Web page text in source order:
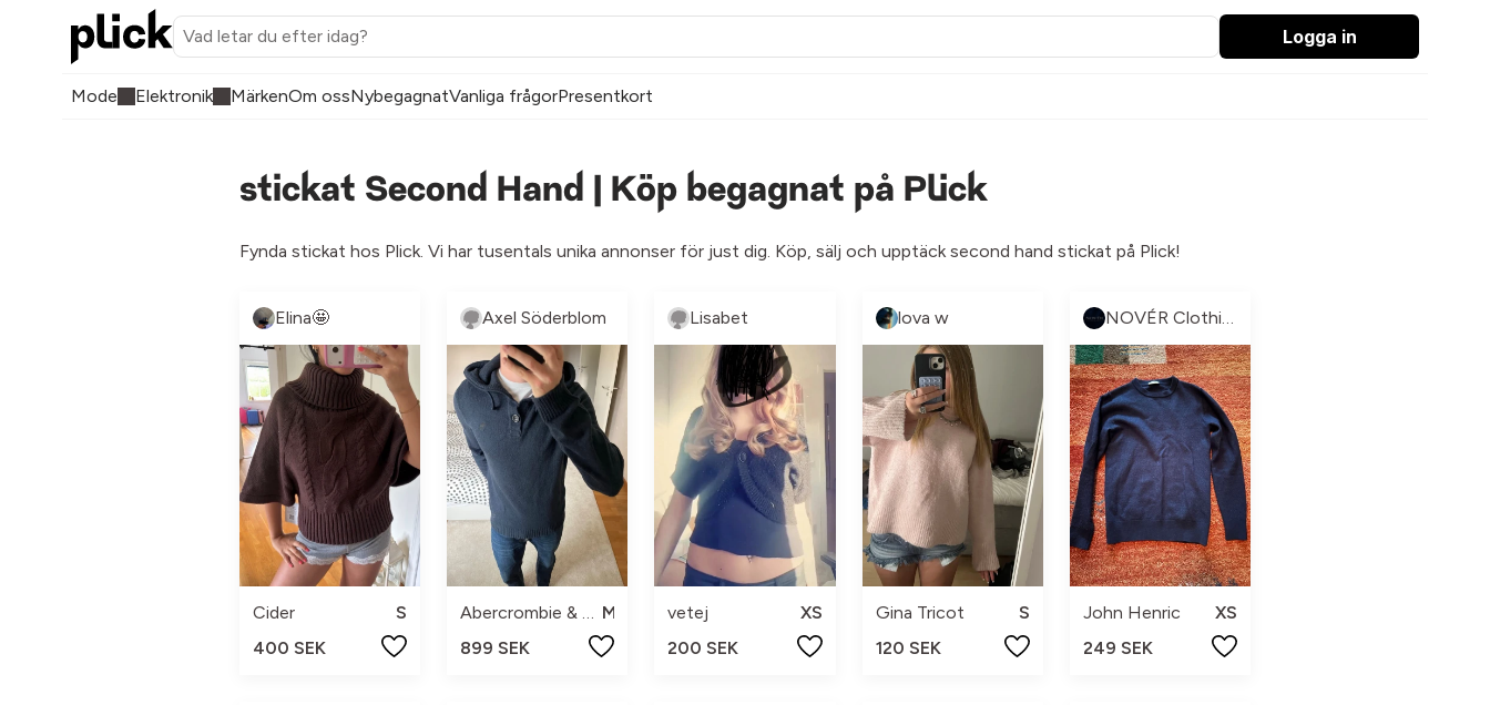
Logga in
Mode Elektronik MärkenOm ossNybegagnatVanliga frågorPresentkort
stickat Second Hand | Köp begagnat på Plick
Fynda stickat hos Plick. Vi har tusentals unika annonser för just dig. Köp, sälj och upptäck second hand stickat på Plick!
Elina🤩
Cider
S
400 SEK
Axel Söderblom
899 SEK
Lisabet
vetej
XS
200 SEK
lova w
Gina Tricot
S
120 SEK
NOVÉR Clothing
John Henric
XS
249 SEK